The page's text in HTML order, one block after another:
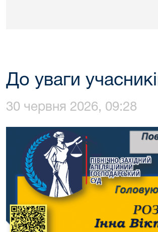
До уваги
30 червня 2026, 09:28